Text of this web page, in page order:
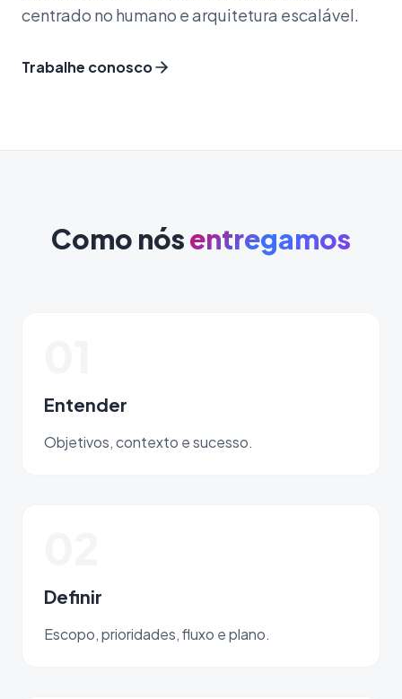
centrado no humano e arquitetura escalável.
Trabalhe conosco
Como nósentregamos
Entender
Objetivos, contexto e sucesso.
Definir
Escopo, prioridades, fluxo e plano.